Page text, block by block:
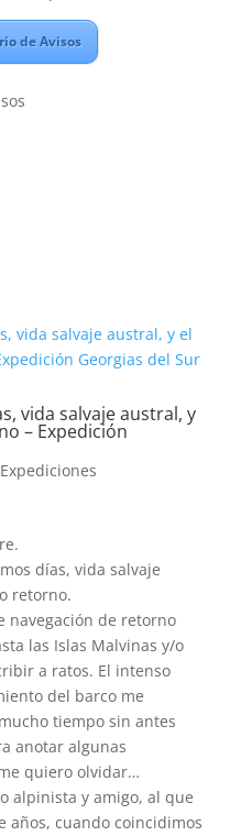
de Avisos
vida salvaje austral, y
– Expedición
Expediciones
días, vida salvaje
retorno.
navegación de retorno
las Islas Malvinas y/o
a ratos. El intenso
del barco me
tiempo sin antes
anotar algunas
quiero olvidar…
alpinista y amigo, al que
años, cuando coincidimos